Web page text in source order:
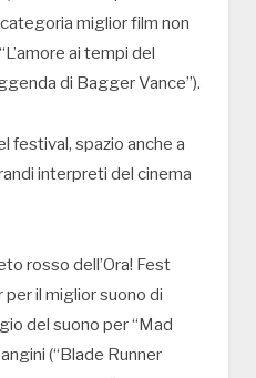
miglior film non
ai tempi del
di Bagger Vance”).
festival, spazio anche a
interpreti del cinema
rosso dell’Ora! Fest
il miglior suono di
del suono per “Mad
(“Blade Runner